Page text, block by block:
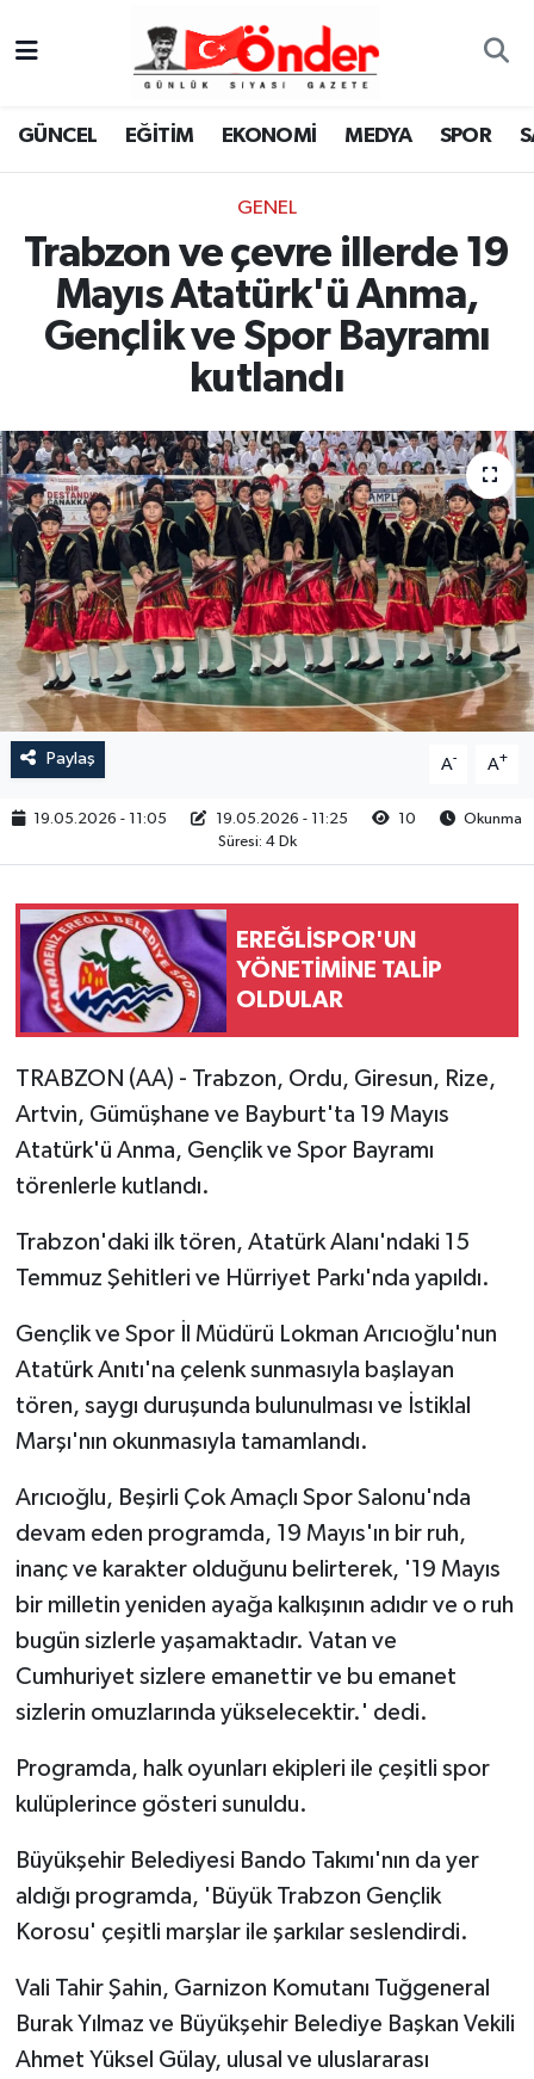
GÜNCEL EĞİTİM EKONOMİ MEDYA SPOR
GENEL
Trabzon ve çevre illerde 19
Mayıs Atatürk'ü Anma,
Gençlik ve Spor Bayramı
kutlandı
Paylaş A- A+
19.05.2026 - 11:05 19.05.2026 - 11:25 10
Okunma
Süresi: 4 Dk
EREĞLİSPOR'UN
YÖNETİMİNE TALİP
OLDULAR
TRABZON (AA) - Trabzon, Ordu, Giresun, Rize,
Artvin, Gümüşhane ve Bayburt'ta 19 Mayıs
Atatürk'ü Anma, Gençlik ve Spor Bayramı
törenlerle kutlandı.
Trabzon'daki ilk tören, Atatürk Alanı'ndaki 15
Temmuz Şehitleri ve Hürriyet Parkı'nda yapıldı.
Gençlik ve Spor İl Müdürü Lokman Arıcıoğlu'nun
Atatürk Anıtı'na çelenk sunmasıyla başlayan
tören, saygı duruşunda bulunulması ve İstiklal
Marşı'nın okunmasıyla tamamlandı.
Arıcıoğlu, Beşirli Çok Amaçlı Spor Salonu'nda
devam eden programda, 19 Mayıs'ın bir ruh,
inanç ve karakter olduğunu belirterek, '19 Mayıs
bir milletin yeniden ayağa kalkışının adıdır ve o ruh
bugün sizlerle yaşamaktadır. Vatan ve
Cumhuriyet sizlere emanettir ve bu emanet
sizlerin omuzlarında yükselecektir.' dedi.
Programda, halk oyunları ekipleri ile çeşitli spor
kulüplerince gösteri sunuldu.
Büyükşehir Belediyesi Bando Takımı'nın da yer
aldığı programda, 'Büyük Trabzon Gençlik
Korosu' çeşitli marşlar ile şarkılar seslendirdi.
Vali Tahir Şahin, Garnizon Komutanı Tuğgeneral
Burak Yılmaz ve Büyükşehir Belediye Başkan Vekili
Ahmet Yüksel Gülay, ulusal ve uluslararası
GÜNCEL
MEDYA
SPOR
KÜLTÜR-SANAT
YAŞAM
RESMİ İLAN
Zonguldak Nöbetçi Eczaneler
Zonguldak Namaz Vakitleri
Zonguldak Trafik Yoğunluk Haritası
TFF 3.Lig 4.Grup Puan Durumu ve Fikstür
Tüm Manşetler
Son Dakika Haberleri
Haber Arşivi